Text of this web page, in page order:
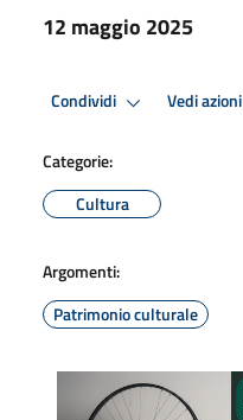
12 maggio 2025
Condividi Vedi azioni
Categorie:
Cultura
Argomenti:
Patrimonio culturale